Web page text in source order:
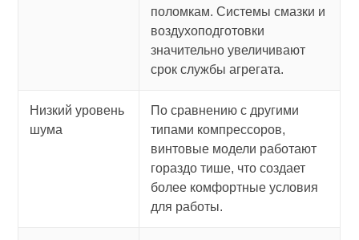
поломкам. Системы смазки и
воздухоподготовки
значительно увеличивают
срок службы агрегата.
Низкий уровень
шума
По сравнению с другими
типами компрессоров,
винтовые модели работают
гораздо тише, что создает
более комфортные условия
для работы.